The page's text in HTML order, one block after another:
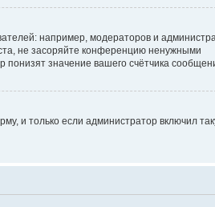
например, модераторов и
не засоряйте конференцию ненужными
значение вашего счётчика
и только если администратор включил